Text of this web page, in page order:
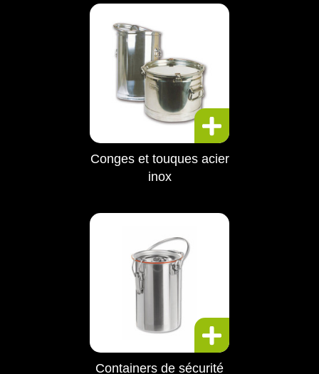
Conges et touques acier
inox
Containers de sécurité